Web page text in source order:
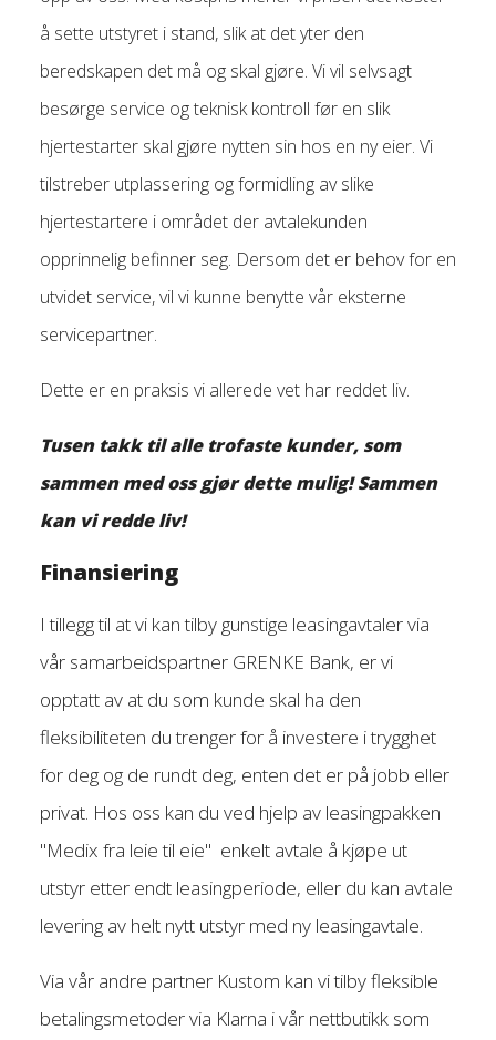
å sette utstyret i stand, slik at det yter den
beredskapen det må og skal gjøre. Vi vil selvsagt
besørge service og teknisk kontroll før en slik
hjertestarter skal gjøre nytten sin hos en ny eier. Vi
tilstreber utplassering og formidling av slike
hjertestartere i området der avtalekunden
opprinnelig befinner seg. Dersom det er behov for en
utvidet service, vil vi kunne benytte vår eksterne
servicepartner.
Dette er en praksis vi allerede vet har reddet liv.
Tusen takk til alle trofaste kunder, som
sammen med oss gjør dette mulig! Sammen
kan vi redde liv!
Finansiering
I tillegg til at vi kan tilby gunstige leasingavtaler via
vår samarbeidspartner GRENKE Bank, er vi
opptatt av at du som kunde skal ha den
fleksibiliteten du trenger for å investere i trygghet
for deg og de rundt deg, enten det er på jobb eller
privat. Hos oss kan du ved hjelp av leasingpakken
"Medix fra leie til eie" enkelt avtale å kjøpe ut
utstyr etter endt leasingperiode, eller du kan avtale
levering av helt nytt utstyr med ny leasingavtale.
Via vår andre partner Kustom kan vi tilby fleksible
betalingsmetoder via Klarna i vår nettbutikk som